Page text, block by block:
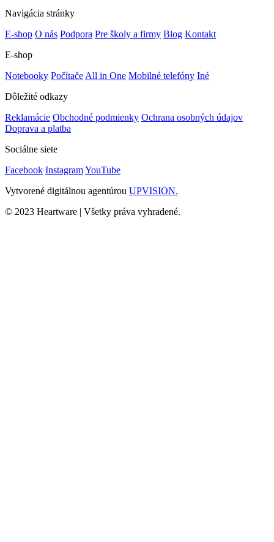
Navigácia stránky
E-shop O nás Podpora Pre školy a firmy Blog Kontakt
E-shop
Notebooky Počítače All in One Mobilné telefóny Iné
Dôležité odkazy
Reklamácie Obchodné podmienky Ochrana osobných údajov
Doprava a platba
Sociálne siete
Facebook InstagramYouTube
Vytvorené digitálnou agentúrou UPVISION.
© 2023 Heartware | Všetky práva vyhradené.